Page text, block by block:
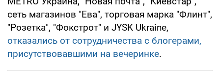
сеть магазинов "Ева", торговая марка "Флинт",
"Розетка", "Фокстрот" и JYSK Ukraine,
отказались от сотрудничества с блогерами,
присутствовавшими на вечеринке.